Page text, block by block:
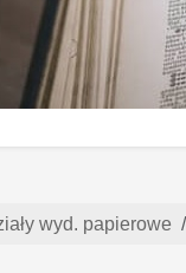
wyd. papierowe